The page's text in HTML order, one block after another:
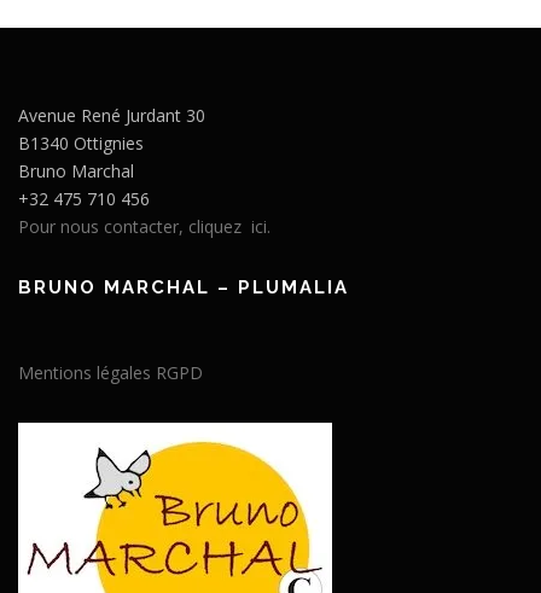
Avenue René Jurdant 30
B1340 Ottignies
Bruno Marchal
+32 475 710 456
Pour nous contacter, cliquez ici.
BRUNO MARCHAL – PLUMALIA
Mentions légales RGPD